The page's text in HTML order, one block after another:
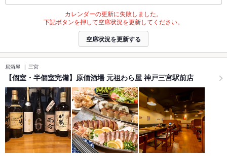
カレンダーの更新に失敗しました。
下記ボタンを押して空席状況を更新してください。
空席状況を更新する
居酒屋 三宮
【個室・半個室完備】原価酒場 元祖わら屋 神戸三宮駅前店